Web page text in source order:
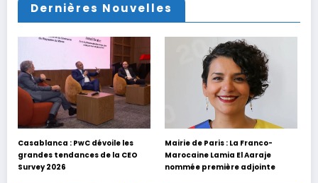
Dernières Nouvelles
Casablanca : PwC dévoile les
grandes tendances de la CEO
Survey 2026
Mairie de Paris : La Franco-
Marocaine Lamia El Aaraje
nommée première adjointe